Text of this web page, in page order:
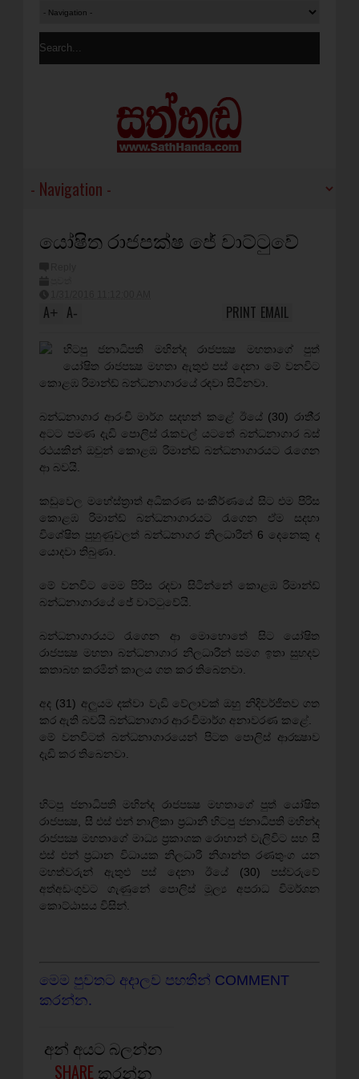
යෝෂිත රාජපක්ෂ ජේ වාට්ටුවේ
A+ A- EMAIL
PRINT
හිටපු ජනාධිපති මහින්ද රාජපක්‍ෂ මහතාගේ පුත්
යෝෂිත රාජපක්‍ෂ මහතා ඇතුළු පස් දෙනා මේ වනවිට
කොළඹ රිමාන්ඩ් බන්ධනාගාරයේ රඳවා සිටිනවා.
බන්ධනාගාර ආරංචි මාර්ග සදහන් කළේ ඊයේ (30) රාතී‍්‍ර
අටට පමණ දැඩි පොලිස් රැකවල් යටතේ බන්ධනාගාර බස්
රථයකින් ඔවුන් කොළඹ රිමාන්ඩ් බන්ධනාගාරයට රැගෙන
ආ බවයි.
කඩුවෙල මහේස්ත‍්‍රාත් අධිකරණ සංකීර්ණයේ සිට එම පිරිස
කොළඹ රිමාන්ඩ් බන්ධනාගාරයට රැගෙන ඒම සදහා
විශේෂිත පුහුණුවලත් බන්ධනාගර නිලධාරීන් 6 දෙනෙකු ද
යොදවා තිබුණා.
මේ වනවිට මෙම පිරිස රදවා සිටින්නේ කොළඹ රිමාන්ඩ්
බන්ධනාගාරයේ ජේ වාට්ටුවේයි.
බන්ධනාගාරයට රැගෙන ආ මොහොතේ සිට යෝෂිත
රාජපක්‍ෂ මහතා බන්ධනාගාර නිලධාරීන් සමග ඉතා සුහදව
කතාබහ කරමින් කාලය ගත කර තිබෙනවා.
අද (31) අලුයම දක්වා වැඩි වේලාවක් ඔහු නිදිවර්ජිතව ගත
කර ඇති බවයි බන්ධනාගාර ආරංචිමාර්ග අනාවරණ කළේ.
මේ වනවිටත් බන්ධනාගාරයෙන් පිටත පොලිස් ආරක්‍ෂාව
දැඩි කර තිබෙනවා.
හිටපු ජනාධිපති මහින්ද රාජපක්‍ෂ මහතාගේ පුත් යෝෂිත
රාජපක්‍ෂ, සී එස් එන් නාලිකා ප‍්‍රධානී හිටපු ජනාධිපති මහින්ද
රාජපක්‍ෂ මහතාගේ මාධ්‍ය ප‍්‍රකාශක රොහාන් වැලිවිට සහ සී
එස් එන් ප‍්‍රධාන විධායක නිලධාරී නිශාන්ත රණතුංග යන
මහත්වරුන් ඇතුළු පස් දෙනා ඊයේ (30) පස්වරුවේ
අත්අඩංගුවට ගැණුනේ පොලිස් මූල්‍ය අපරාධ විමර්ශන
කොට්ඨාසය විසින්.
මෙම පුවතට අදාලව පහතින් COMMENT
කරන්න.
අන් අයට බලන්න
SHARE කරන්න